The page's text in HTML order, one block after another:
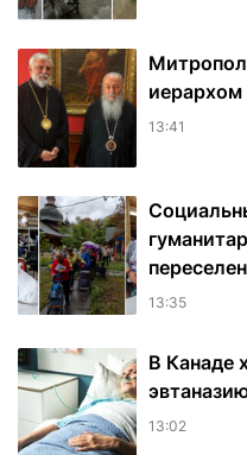
13:41
13:35
В Канаде
13:02